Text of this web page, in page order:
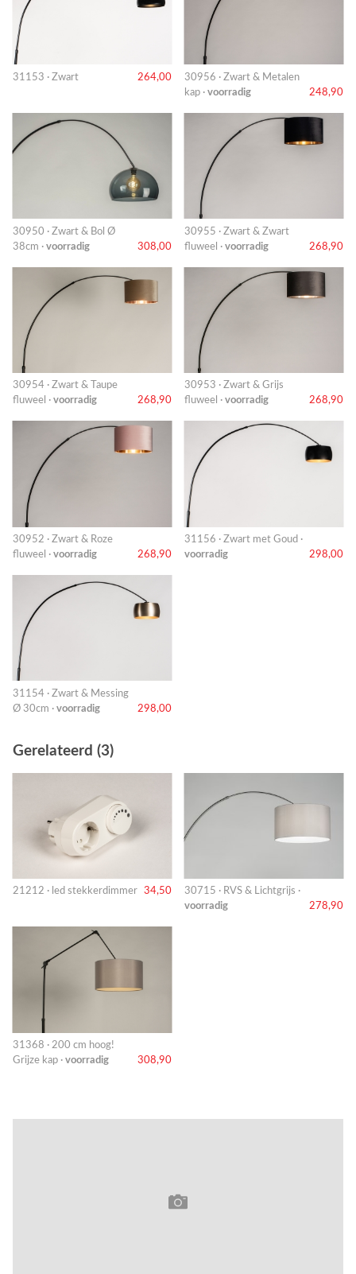
31153 · Zwart 264,00
30956 · Zwart & Metalen
kap · voorradig 248,90
30950 · Zwart & Bol Ø
38cm · voorradig 308,00
30955 · Zwart & Zwart
fluweel · voorradig 268,90
30954 · Zwart & Taupe
fluweel · voorradig 268,90
30953 · Zwart & Grijs
fluweel · voorradig 268,90
30952 · Zwart & Roze
fluweel · voorradig 268,90
31156 · Zwart met Goud ·
voorradig
298,00
31154 · Zwart & Messing
Ø 30cm · voorradig 298,00
Gerelateerd (3)
21212 · led stekkerdimmer 34,50
30715 · RVS & Lichtgrijs ·
voorradig
278,90
31368 · 200 cm hoog!
Grijze kap · voorradig 308,90